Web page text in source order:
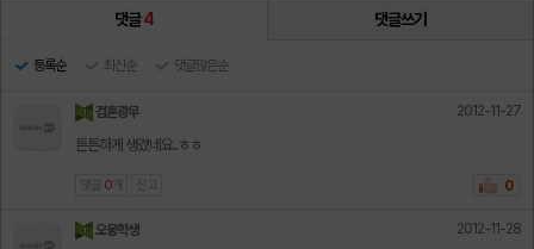
댓글4 댓글쓰기
등록순 최신순 댓글많은순
검혼광무 2012-11-27
튼튼하게 생겼네요..ㅎㅎ
댓글 0 개 신고 0
오웅학생 2012-11-28